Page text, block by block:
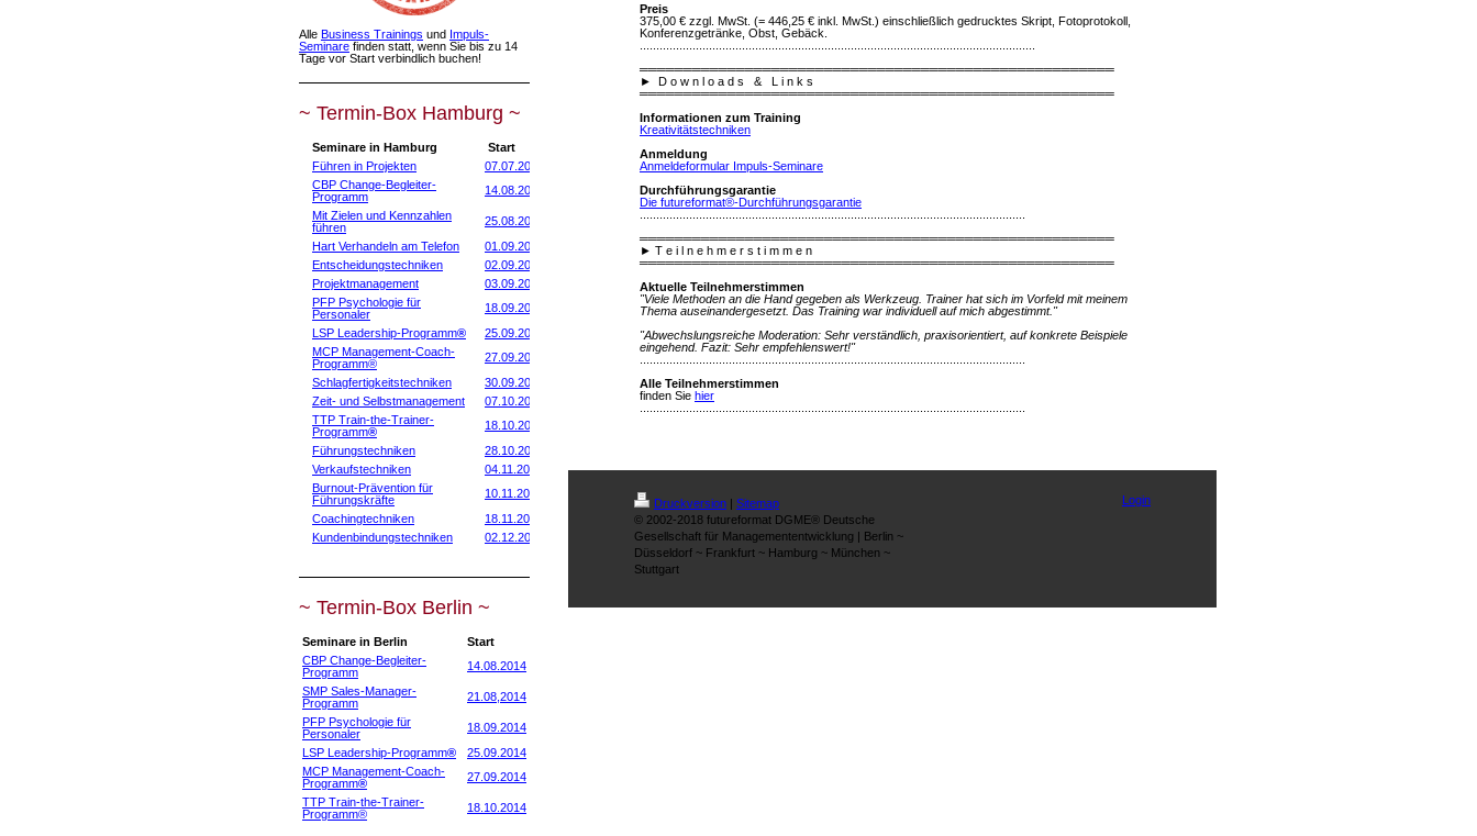
Alle Business Trainings und Impuls-
Seminare finden statt, wenn Sie bis zu 14
Tage vor Start verbindlich buchen!
~ Termin-Box Hamburg ~
Seminare in Hamburg
Start
Führen in Projekten
07.07.2014
CBP Change-Begleiter-
Programm
14.08.2014
Mit Zielen und Kennzahlen
führen
25.08.2014
Hart Verhandeln am Telefon
01.09.2014
Entscheidungstechniken
02.09.2014
Projektmanagement
03.09.2014
PFP Psychologie für
Personaler
18.09.2014
LSP Leadership-Programm®
25.09.2014
MCP Management-Coach-
Programm®
27.09.2014
Schlagfertigkeitstechniken
30 .09.2014
Zeit- und Selbstmanagement
07.10.2014
TTP Train-the-Trainer-
Programm®
18.10.2014
Führungstechniken
28.10.2014
Verkaufstechniken
04.11.2014
Burnout-Prävention für
Führungskräfte
10.11.2014
Coachingtechniken
18.11.2014
Kundenbindungstechniken
02.12.2014
~ Termin-Box Berlin ~
Seminare in Berlin
Start
CBP Change-Begleiter-
Programm
14.08.2014
SMP Sales-Manager-
Programm
21.08,2014
PFP Psychologie für
Personaler
18.09.2014
LSP Leadership-Programm®
25.09.2014
MCP Management-Coach-
Programm®
27.09.2014
TTP Train-the-Trainer-
Programm® 18.10.2014
Preis
375,00 € zzgl. MwSt. (= 446,25 € inkl. MwSt.) einschließlich gedrucktes Skript, Fotoprotokoll,
Konferenzgetränke, Obst, Gebäck.
══════════════════════════════════════════════════════
►
D o w n l o a d s & L i n k s
══════════════════════════════════════════════════════
Informationen zum Training
Kreativitätstechniken
Anmeldung
Anmeldeformular Impuls-Seminare
Durchführungsgarantie
Die futureformat®-Durchführungsgarantie
══════════════════════════════════════════════════════
► T e i l n e h m e r s t i m m e n
══════════════════════════════════════════════════════
Aktuelle Teilnehmerstimmen
"Viele Methoden an die Hand gegeben als Werkzeug. Trainer hat sich im Vorfeld mit meinem
Thema auseinandergesetzt. Das Training war individuell auf mich abgestimmt."
"Abwechslungsreiche Moderation: Sehr verständlich, praxisorientiert, auf konkrete Beispiele
eingehend. Fazit: Sehr empfehlenswert!"
Alle Teilnehmerstimmen
finden Sie hier
Druckversion | Sitemap
© 2002-2018 futureformat DGME® Deutsche
Gesellschaft für Managemententwicklung | Berlin ~
Düsseldorf ~ Frankfurt ~ Hamburg ~ München ~
Stuttgart
Login